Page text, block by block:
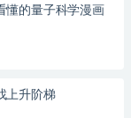
懂的量子科学漫画
上升阶梯